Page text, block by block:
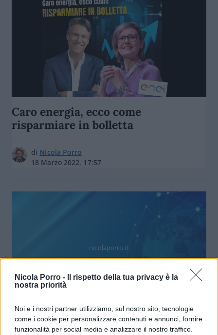
Nicola Porro -
Il rispetto della tua privacy è la
nostra priorità
Noi e i nostri partner utilizziamo, sul nostro sito, tecnologie
come i cookie per personalizzare contenuti e annunci, fornire
funzionalità per social media e analizzare il nostro traffico.
Caro energia, ecco come
risparmiare in bolletta
di Nicola Porro
18 Marzo 2022, 17:57
nicolaporro.it
Caro vita: il governo batta un colpo